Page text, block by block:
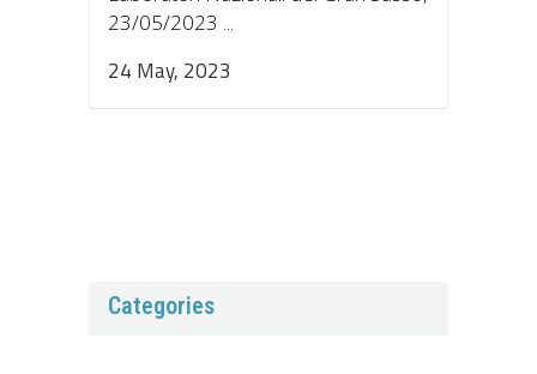
23/05/2023 ...
24 May, 2023
Categories